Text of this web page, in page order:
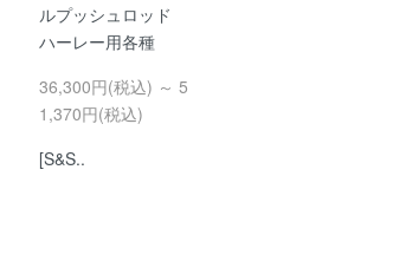
ルプッシュロッド
ハーレー用各種
36,300円(税込) ～ 5
1,370円(税込)
[S&S..